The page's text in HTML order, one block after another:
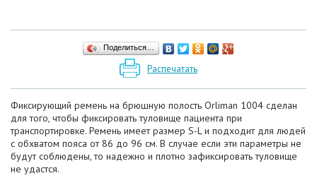
Поделиться…
Распечатать
Фиксирующий ремень на брюшную полость Orliman 1004 сделан
для того, чтобы фиксировать туловище пациента при
транспортировке. Ремень имеет размер S-L и подходит для людей
с обхватом пояса от 86 до 96 см. В случае если эти параметры не
будут соблюдены, то надежно и плотно зафиксировать туловище
не удастся.